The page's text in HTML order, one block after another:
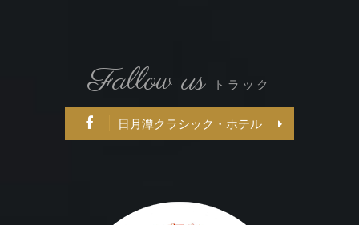
Fallow us トラック
日月潭クラシック・ホテル